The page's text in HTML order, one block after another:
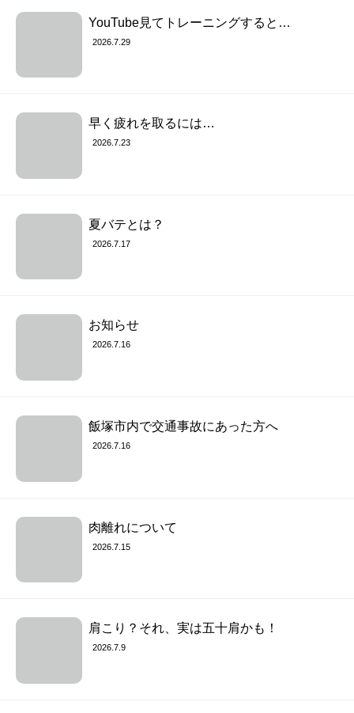
YouTube見てトレーニングすると…
2026.7.29
早く疲れを取るには…
2026.7.23
夏バテとは？
2026.7.17
お知らせ
2026.7.16
飯塚市内で交通事故にあった方へ
2026.7.16
肉離れについて
2026.7.15
肩こり？それ、実は五十肩かも！
2026.7.9